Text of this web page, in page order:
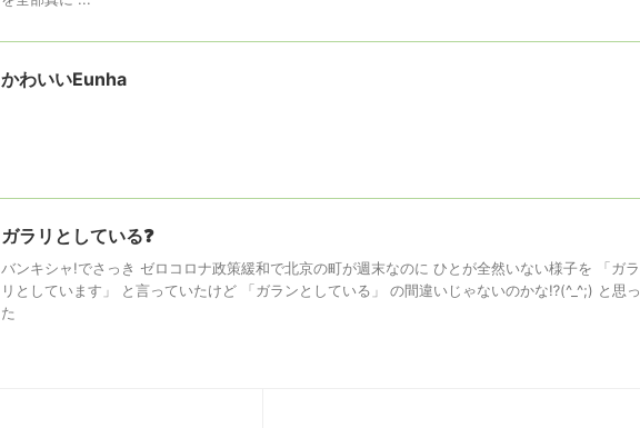
かわいいEunha
ガラリとしている❓
バンキシャ!でさっき ゼロコロナ政策緩和で北京の町が週末なのに ひとが全然いない様子を 「ガラ
リとしています」 と言っていたけど 「ガランとしている」 の間違いじゃないのかな⁉️(^_^;) と思っ
た